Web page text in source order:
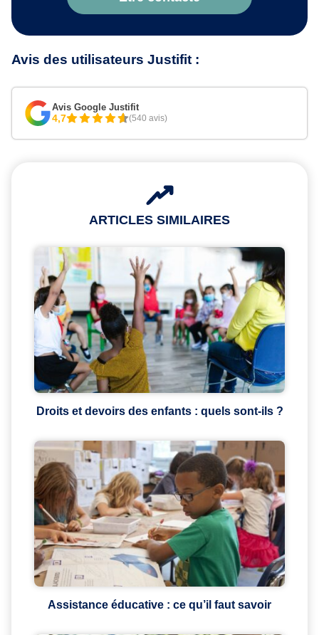
Avis des utilisateurs Justifit :
Avis Google Justifit
4,7 (540 avis)
ARTICLES SIMILAIRES
Droits et devoirs des enfants : quels sont-ils ?
Assistance éducative : ce qu’il faut savoir